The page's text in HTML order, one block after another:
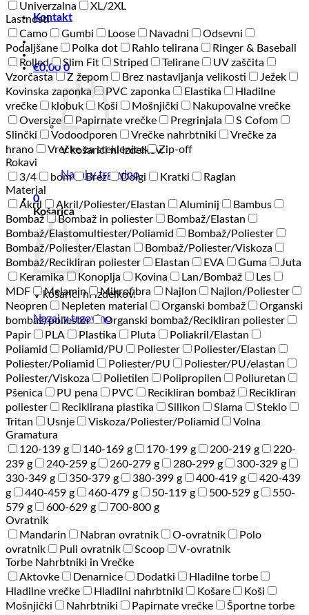
Kontakt
€0,00 0
V košarici ni izdelkov.
Nazaj v trgovino
0
Košarica
V košarici ni izdelkov.
Nazaj v trgovino
Univerzalna
XL/2XL
Lastnosti
Camo
Gumbi Loose Navadni
Odsevni
Podaljšane
Polka dot Rahlo telirana
Ringer & Baseball
Rolled
Slim Fit Striped Telirane
UV zaščita
Vzorčasta
Z žepom Brez nastavljanja velikosti
Ježek
Kovinska zaponka
PVC zaponka Elastika
Hladilne
vrečke
klobuk Koši Mošnjički
Nakupovalne vrečke
Oversize
Papirnate vrečke Pregrinjala
S Cofom
Slinčki
Vodoodporen Vrečke nahrbtniki
Vrečke za
hrano
Vrečke za steklenice
Zip-off
Rokavi
3/4
bom Brez Dolgi Kratki
Raglan
Material
Akril
Akril/Poliester/Elastan Aluminij
Bambus
Bombaž
Bombaž in poliester
Bombaž/Elastan
Bombaž/Elastomultiester/Poliamid
Bombaž/Poliester
Bombaž/Poliester/Elastan
Bombaž/Poliester/Viskoza
Bombaž/Recikliran poliester
Elastan EVA Guma
Juta
Keramika
Konoplja Kovina Lan/Bombaž
Les
MDF
Melamin Mikrofibra Najlon
Najlon/Poliester
Neopren
Nepleten material Organski bombaž
Organski
bombaž/poliester
Organski bombaž/Recikliran poliester
Papir
PLA Plastika Pluta
Poliakril/Elastan
Poliamid
Poliamid/PU Poliester
Poliester/Elastan
Poliester/Poliamid
Poliester/PU
Poliester/PU/elastan
Poliester/Viskoza
Polietilen Polipropilen
Poliuretan
Pšenica
PU pena PVC Recikliran bombaž
Recikliran
poliester
Reciklirana plastika Silikon Slama
Steklo
Tritan
Usnje Viskoza/Poliester/Poliamid
Volna
Gramatura
120-139 g
140-169 g 170-199 g 200-219 g
220-
239 g
240-259 g 260-279 g 280-299 g
300-329 g
330-349 g
350-379 g 380-399 g 400-419 g
420-439
g
440-459 g 460-479 g 50-119 g 500-529 g
550-
579 g
600-629 g
700-800 g
Ovratnik
Mandarin
Nabran ovratnik O-ovratnik
Polo
ovratnik
Puli ovratnik Scoop
V-ovratnik
Torbe Nahrbtniki in Vrečke
Aktovke
Denarnice Dodatki
Hladilne torbe
Hladilne vrečke
Hladilni nahrbtniki Košare
Koši
Mošnjički
Nahrbtniki Papirnate vrečke
Športne torbe